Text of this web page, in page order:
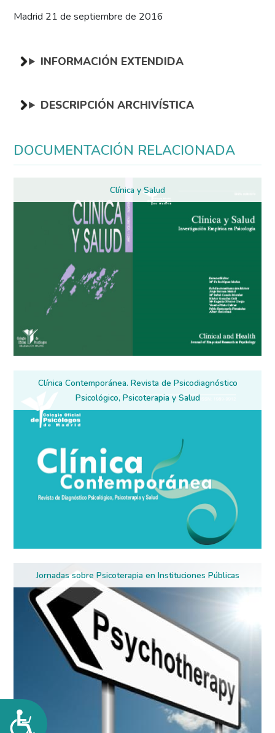
Accesibilidad
Madrid 21 de septiembre de 2016
INFORMACIÓN EXTENDIDA
DESCRIPCIÓN ARCHIVÍSTICA
DOCUMENTACIÓN RELACIONADA
Clínica y Salud
Clínica Contemporánea. Revista de Psicodiagnóstico
Psicológico, Psicoterapia y Salud
Jornadas sobre Psicoterapia en Instituciones Públicas